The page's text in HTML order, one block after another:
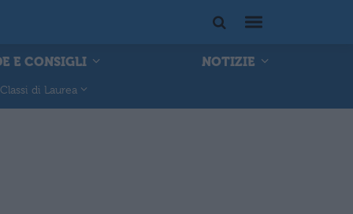
E CONSIGLI NOTIZIE
Classi di Laurea